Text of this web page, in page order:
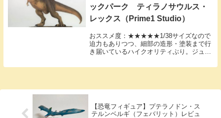
ックパーク ティラノサウルス・
レックス（Prime1 Studio）
おススメ度：★★★★★1/38サイズなので
迫力もありつつ、細部の造形・塗装まで行
き届いているハイクオリティぶり。ジュラ
で、ティラノサウルス好きだけじゃなく、
【恐竜フィギュア】プテラノドン・ス
テルンベルギ（フェバリット）レビュ